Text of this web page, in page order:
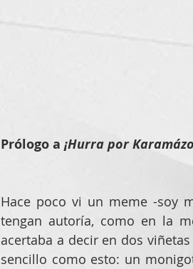
Prólogo a ¡Hurra por
Hace poco vi un meme -soy
tengan autoría, como en la
acertaba a decir en dos
sencillo como esto: un